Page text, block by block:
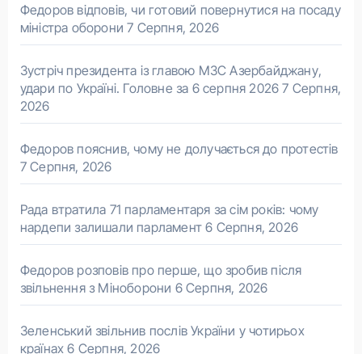
Федоров відповів, чи готовий повернутися на посаду
міністра оборони 7 Серпня, 2026
Зустріч президента із главою МЗС Азербайджану,
удари по Україні. Головне за 6 серпня 2026 7 Серпня,
2026
Федоров пояснив, чому не долучається до протестів
7 Серпня, 2026
Рада втратила 71 парламентаря за сім років: чому
нардепи залишали парламент 6 Серпня, 2026
Федоров розповів про перше, що зробив після
звільнення з Міноборони 6 Серпня, 2026
Зеленський звільнив послів України у чотирьох
країнах 6 Серпня, 2026